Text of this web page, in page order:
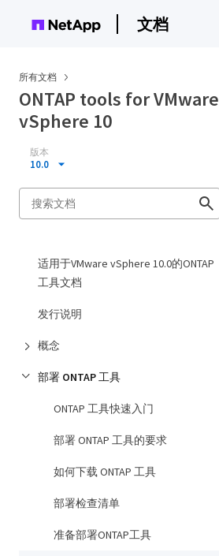
文档
所有文档
ONTAP tools for VMware
vSphere 10
版本
10.0
适用于VMware vSphere 10.0的ONTAP
工具文档
发行说明
概念
部署 ONTAP 工具
ONTAP 工具快速入门
部署 ONTAP 工具的要求
如何下载 ONTAP 工具
部署检查清单
准备部署ONTAP工具